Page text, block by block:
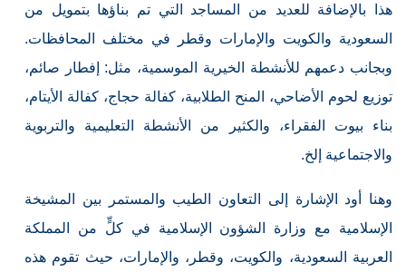
هذا بالإضافة للعديد من المساجد التي تم بناؤها بتمويل من
السعودية والكويت والإمارات وقطر في مختلف المحافظات.
وبجانب دعمهم للأنشطة الخيرية الموسمية، مثل: إفطار صائم،
توزيع لحوم الأضاحي، المنح الطلابية، كفالة حجاج، كفالة الأيتام،
بناء بيوت الفقراء، والكثير من الأنشطة التعليمية والتربوية
والاجتماعية إلخ.
وهنا أود الإشارة إلى التعاون الطيب والمستمر بين المشيخة
الإسلامية مع وزارة الشؤون الإسلامية في كلٍّ من المملكة
العربية السعودية، والكويت، وقطر، والإمارات، حيث تقوم هذه